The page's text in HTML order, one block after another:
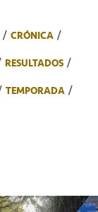
CRÓNICA
RESULTADOS
TEMPORADA